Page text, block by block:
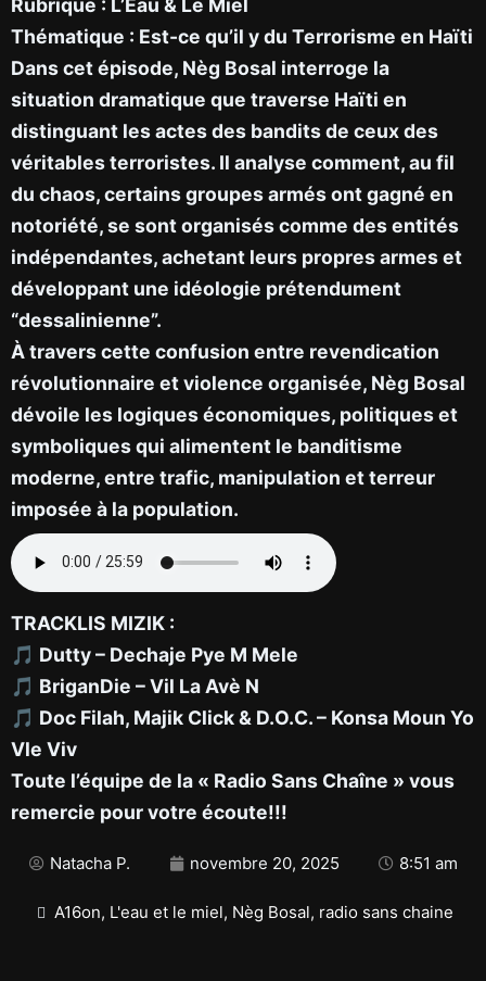
Rubrique : L’Eau & Le Miel
Thématique : Est-ce qu’il y du Terrorisme en Haïti
Dans cet épisode, Nèg Bosal interroge la
situation dramatique que traverse Haïti en
distinguant les actes des bandits de ceux des
véritables terroristes. Il analyse comment, au fil
du chaos, certains groupes armés ont gagné en
notoriété, se sont organisés comme des entités
indépendantes, achetant leurs propres armes et
développant une idéologie prétendument
“dessalinienne”.
À travers cette confusion entre revendication
révolutionnaire et violence organisée, Nèg Bosal
dévoile les logiques économiques, politiques et
symboliques qui alimentent le banditisme
moderne, entre trafic, manipulation et terreur
imposée à la population.
TRACKLIS MIZIK :
🎵 Dutty – Dechaje Pye M Mele
🎵 BriganDie – Vil La Avè N
🎵 Doc Filah, Majik Click & D.O.C. – Konsa Moun Yo
Vle Viv
Toute l’équipe de la « Radio Sans Chaîne » vous
remercie pour votre écoute!!!
Natacha P. novembre 20, 2025 8:51 am
A16on, L'eau et le miel, Nèg Bosal, radio sans chaine